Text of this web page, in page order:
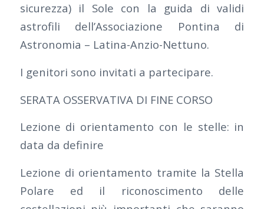
sicurezza) il Sole con la guida di validi
astrofili dell’Associazione Pontina di
Astronomia – Latina-Anzio-Nettuno.
I genitori sono invitati a partecipare.
SERATA OSSERVATIVA DI FINE CORSO
Lezione di orientamento con le stelle: in
data da definire
Lezione di orientamento tramite la Stella
Polare ed il riconoscimento delle